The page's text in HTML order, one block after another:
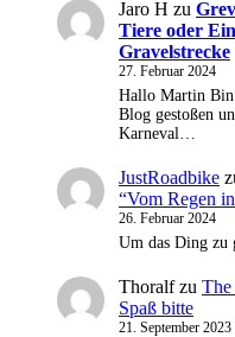
Jaro H zu
Tiere oder
Gravelstrecke
27. Februar 2024
Hallo Martin Bin
Blog gestoßen
Karneval…
JustRoadbike
“Vom Regen
26. Februar 2024
Um das Ding zu
Thoralfzu
Spaß bitte
21. September 2023